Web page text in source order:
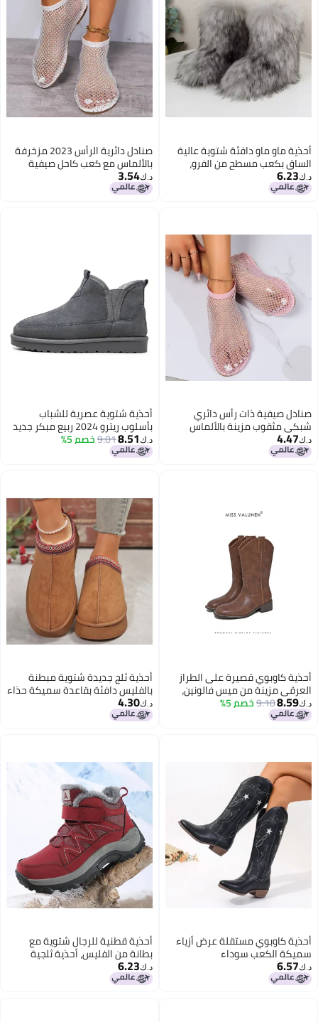
أحذية ماو ماو دافئة شتوية عالية
الساق بكعب مسطح من الفرو،
أحذية ثلجية بفم عميق من فرو
الراكون Y2K
د.ك‏6.23
صنادل دائرية الرأس 2023 مزخرفة
بالألماس مع كعب كاحل صيفية
بمقاسات كبيرة مسطحة
د.ك‏3.54
صنادل صيفية ذات رأس دائري
شبكي مثقوب مزينة بالألماس
الأحمر أحذية قصيرة صيفية ذات
مقاسات كبيرة مسطحة
د.ك‏4.47
أحذية شتوية عصرية للشباب
بأسلوب ريترو 2024 ربيع مبكر جديد
بأسلوب كوري موضة ببطانة
سميكة دافئة أحذية ثلجية سهلة
د.ك‏8.51
9.01خصم 5%
أحذية كاوبوي قصيرة على الطراز
العرقي مزينة من ميس فالونين،
حذاء مربع الرأس، أحذية بنفس نمط
الأخت سوي
د.ك‏8.59
9.10خصم 5%
أحذية ثلج جديدة شتوية مبطنة
بالفليس دافئة بقاعدة سميكة حذاء
نصف سليبري كوتون للشعر
د.ك‏4.30
4
أحذية كاوبوي مستقلة عرض أزياء
سميكة الكعب سوداء
د.ك‏6.57
أحذية قطنية للرجال شتوية مع
بطانة من الفليس، أحذية ثلجية
سميكة للنساء بحجم كبير، أحذية
قطنية خارجية متوسطة الارتفاع
د.ك‏6.23